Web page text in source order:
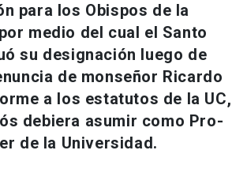
launch
para los Obispos de la
medio del cual el Santo
su designación luego de
de monseñor Ricardo
a los estatutos de la UC,
debiera asumir como Pro-
de la Universidad.